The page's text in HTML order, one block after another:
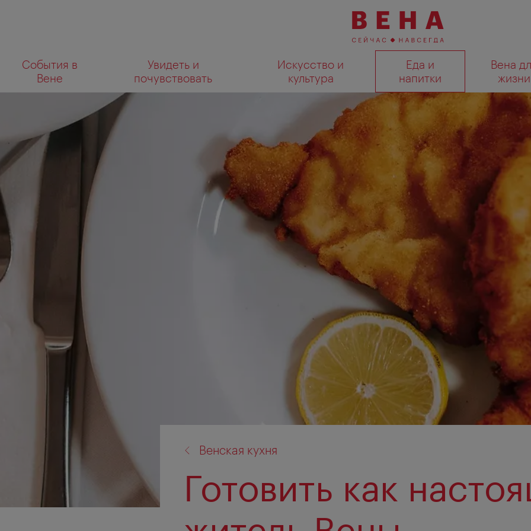
навигации
содержанию
События в
Вене
Увидеть и
почувствовать
Искусство и
культура
Еда и
напитки
Вена
жизни
Что
вы
ищете?
Показать результаты поиска
Венская кухня
Готовить как